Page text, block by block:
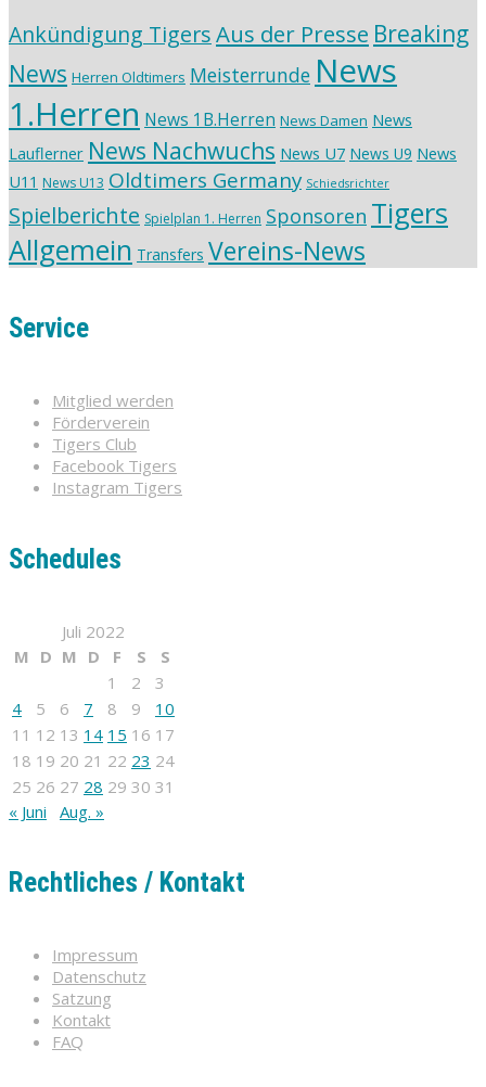
Ankündigung TigersAus der Presse Breaking
News Herren Oldtimers Meisterrunde News
1.Herren News 1B.Herren News Damen News
Lauflerner News Nachwuchs News U7 News U9 News
U11 News U13 Oldtimers Germany Schiedsrichter
Spielberichte Spielplan 1. Herren Sponsoren Tigers
Allgemein Transfers Vereins-News
Service
Mitglied werden
Förderverein
Tigers Club
Facebook Tigers
Instagram Tigers
Schedules
Juli 2022
M D M D F S
S
1
2
3
4
5 6 7 8 9
10
11 12 13 14 15 16 17
18 19 20 21 22 23 24
25 26 27 28 29 30 31
« Juni
Aug. »
Rechtliches / Kontakt
Impressum
Datenschutz
Satzung
Kontakt
FAQ